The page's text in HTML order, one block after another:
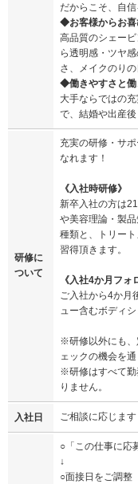
だからこそ、自
◆お客様からお喜
高品質のシェー
ら透明感・ツヤ
さ、メイクのり
◆働きやすさと働
大手ならではの
で、結婚や出産後
研修に
ついて
充実の研修・サ
なれます！
《入社時研修》
新卒入社の方は
や美容理論・製
種類と、トリー
習得頂きます。
《入社4か月フォ
ご入社から4か月
ュー含むボディ
※研修以外にも、
ェックの機会を
※研修はすべて勤
りません。
入社日 ご相談に応じます
○「この仕事に応
↓
○面接日をご調整